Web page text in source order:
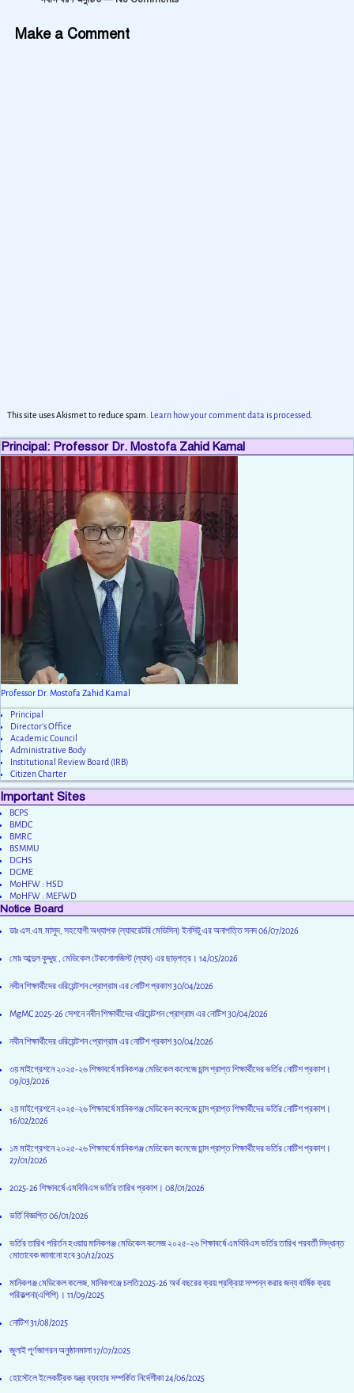
Make a Comment
This site uses Akismet to reduce spam. Learn how your comment data is processed.
Principal: Professor Dr. Mostofa Zahid Kamal
Professor Dr. Mostofa Zahid Kamal
Principal
Director’s Office
Academic Council
Administrative Body
Institutional Review Board (IRB)
Citizen Charter
Important Sites
BCPS
BMDC
BMRC
BSMMU
DGHS
DGME
MoHFW : HSD
MoHFW : MEFWD
Notice Board
ডাঃ এস.এম.মাসুদ, সহযোগী অধ্যাপক (ল্যাবরেটরি মেডিসিন) ইনসিটু এর অনাপত্তি সনদ06/07/2026
মোঃ আব্দুল কুদ্দুছ , মেডিকেল টেকনোলজিস্ট (ল্যাব) এর ছাড়পত্র। 14/05/2026
নবীন শিক্ষার্থীদের ওরিয়েন্টশন প্রোগ্রাম এর নোটিশ প্রকাশ30/04/2026
MgMC 2025-26 সেশনে নবীন শিক্ষার্থীদের ওরিয়েন্টশন প্রোগ্রাম এর নোটিশ30/04/2026
নবীন শিক্ষার্থীদের ওরিয়েন্টশন প্রোগ্রাম এর নোটিশ প্রকাশ30/04/2026
৩য় মাইগ্রেশনে ২০২৫-২৬ শিক্ষাবর্ষে মানিকগঞ্জ মেডিকেল কলেজে চান্স প্রাপ্ত শিক্ষার্থীদের ভর্তির নোটিশ প্রকাশ।
09/03/2026
২য় মাইগ্রেশনে ২০২৫-২৬ শিক্ষাবর্ষে মানিকগঞ্জ মেডিকেল কলেজে চান্স প্রাপ্ত শিক্ষার্থীদের ভর্তির নোটিশ প্রকাশ।
16/02/2026
১ম মাইগ্রেশনে ২০২৫-২৬ শিক্ষাবর্ষে মানিকগঞ্জ মেডিকেল কলেজে চান্স প্রাপ্ত শিক্ষার্থীদের ভর্তির নোটিশ প্রকাশ।
27/01/2026
2025-26 শিক্ষাবর্ষে এমবিবিএস ভর্তির তারিখ প্রকাশ। 08/01/2026
ভর্তি বিজ্ঞপ্তি06/01/2026
ভর্তির তারিখ পরির্তন হওয়ায় মানিকগঞ্জ মেডিকেল কলেজ ২০২৫-২৬ শিক্ষাবর্ষে এমবিবিএস ভর্তির তারিখ পরবর্তী সিদ্ধান্ত
মোতাবেক জানানো হবে30/12/2025
মানিকগঞ্জ মেডিকেল কলেজ, মানিকগঞ্জে চলতি2025-26 অর্থ বছরের ক্রয় প্রক্রিয়া সম্পন্ন করার জন্য বার্ষিক ক্রয়
পরিকল্পনা(এপিপি)। 11/09/2025
নোটিশ31/08/2025
জুলাই পূর্ণজাগরন অনুষ্ঠানমালা17/07/2025
হোস্টেলে ইলেকট্রিক যন্ত্র ব্যবহার সম্পর্কিত নির্দেশীকা24/06/2025